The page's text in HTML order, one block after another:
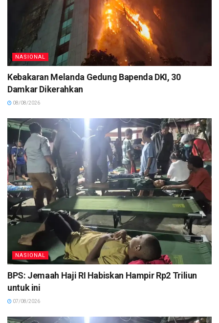
NASIONAL
Kebakaran Melanda Gedung Bapenda DKI, 30
Damkar Dikerahkan
08/08/2026
NASIONAL
BPS: Jemaah Haji RI Habiskan Hampir Rp2 Triliun
untuk ini
07/08/2026